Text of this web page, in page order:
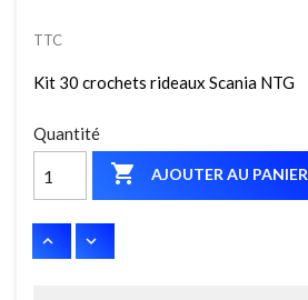
TTC
Kit 30 crochets rideaux Scania NTG
Quantité
 AJOUTER AU PANIER